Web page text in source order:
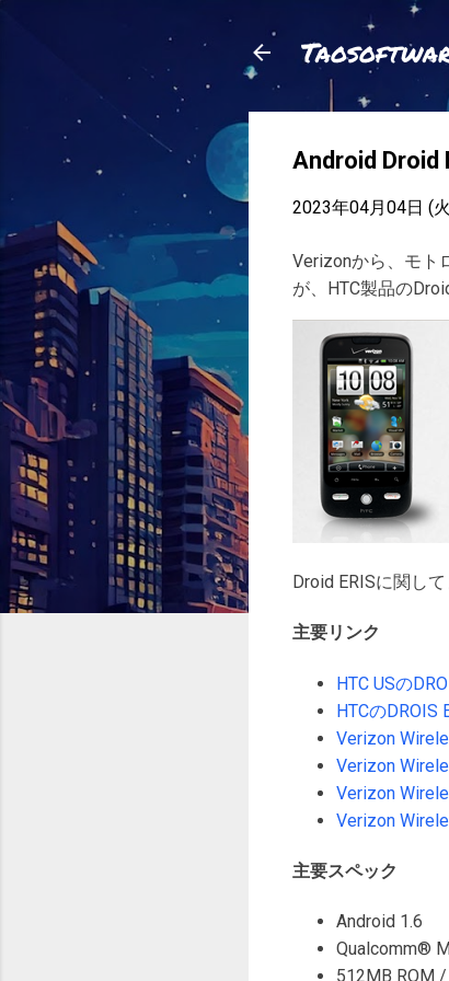
Android Droid
2023年04月04日 (
Verizonから、モト
が、HTC製品の
Droid ERISに関し
主要リンク
HTC USの
HTCのDROIS
Verizon
Verizon
Verizon
Verizon
主要スペック
Android 1.6
Qualcomm®
512MB ROM